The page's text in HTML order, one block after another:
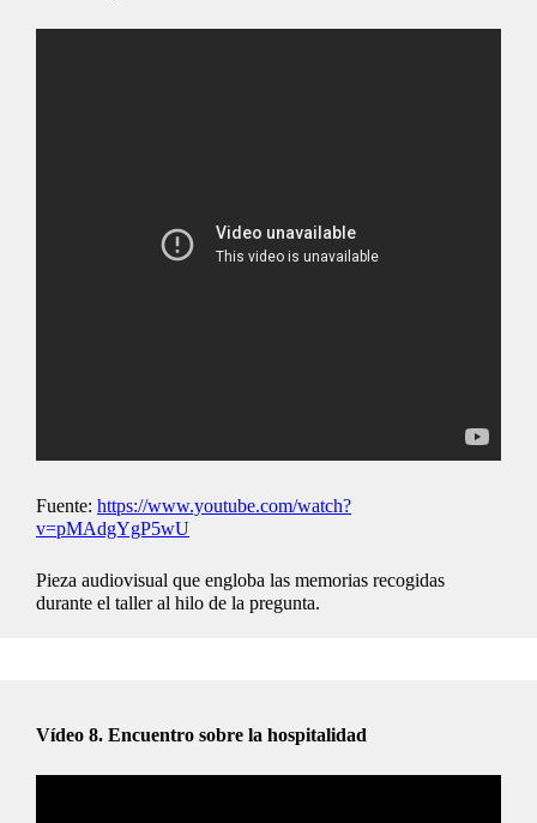
Fuente: https://www.youtube.com/watch?
v=pMAdgYgP5wU
Pieza audiovisual que engloba las memorias recogidas
durante el taller al hilo de la pregunta.
Vídeo 8. Encuentro sobre la hospitalidad